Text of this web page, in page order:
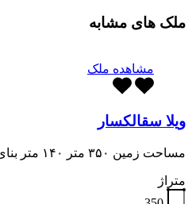
ملک های مشابه
مشاهده ملک
ویلا سقالکسار
مساحت زمین ۳۵۰ متر ۱۴۰ متر بنای نیمه کاره دوبلکس…
متراژ